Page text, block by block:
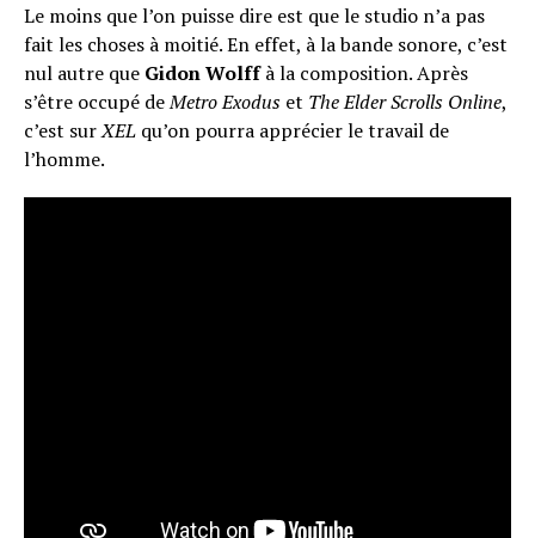
Le moins que l’on puisse dire est que le studio n’a pas
fait les choses à moitié. En effet, à la bande sonore, c’est
nul autre que Gidon Wolffà la composition. Après
s’être occupé deMetro Exodus et The Elder Scrolls Online,
c’est surXEL qu’on pourra apprécier le travail de
l’homme.